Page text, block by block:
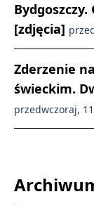
[zdjęcia]
Zderzenie
świeckim.
przedwczoraj,